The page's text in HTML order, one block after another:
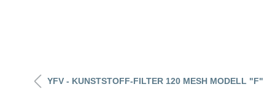
YFV - KUNSTSTOFF-FILTER 120 MESH MODELL "F"